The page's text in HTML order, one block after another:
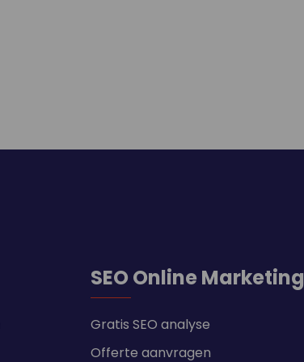
SEO Online Marketing
Gratis SEO analyse
Offerte aanvragen